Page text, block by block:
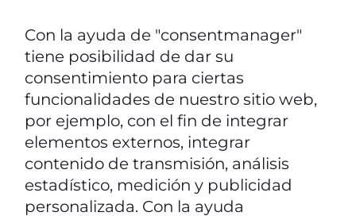
Con la ayuda de "consentmanager"
tiene posibilidad de dar su
consentimiento para ciertas
funcionalidades de nuestro sitio web,
por ejemplo, con el fin de integrar
elementos externos, integrar
contenido de transmisión, análisis
estadístico, medición y publicidad
personalizada. Con la ayuda